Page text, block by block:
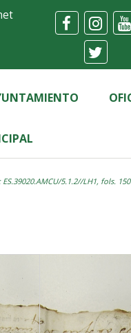
5.1.2//LH1, fols.